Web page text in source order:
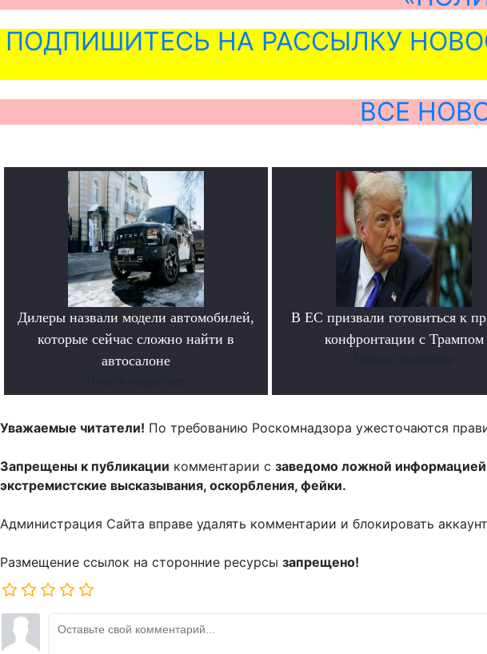
ПОДПИШИТЕСЬ НА РАССЫЛКУ
ВСЕ
Дилеры назвали модели автомобилей,
которые сейчас сложно найти в
автосалоне
В ЕС призвали готовиться к
конфронтации с Трампом
Уважаемые читатели! По требованию Роскомнадзора ужесточаются
Запрещены к публикации комментарии с заведомо ложной информацией
экстремистские высказывания, оскорбления, фейки.
Администрация Сайта вправе удалять комментарии и блокировать
Размещение ссылок на сторонние ресурсы запрещено!